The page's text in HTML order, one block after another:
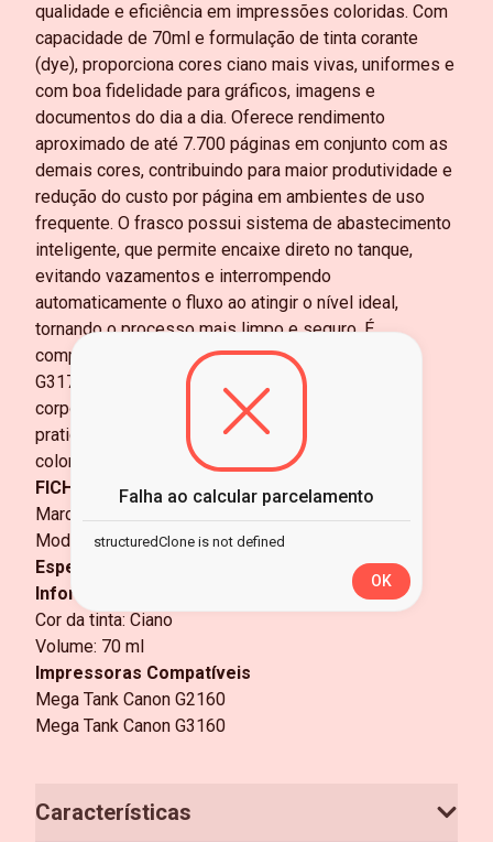
qualidade e eficiência em impressões coloridas. Com
capacidade de 70ml e formulação de tinta corante
(dye), proporciona cores ciano mais vivas, uniformes e
com boa fidelidade para gráficos, imagens e
documentos do dia a dia. Oferece rendimento
aproximado de até 7.700 páginas em conjunto com as
demais cores, contribuindo para maior produtividade e
redução do custo por página em ambientes de uso
frequente. O frasco possui sistema de abastecimento
inteligente, que permite encaixe direto no tanque,
evitando vazamentos e interrompendo
automaticamente o fluxo ao atingir o nível ideal,
tornando o processo mais limpo e seguro. É
compatível com modelos como G2160, G3160 e
G3170, sendo indicado para uso doméstico e
corporativo que exige qualidade consistente,
praticidade e bom desempenho em impressões
coloridas.
FICHA TÉCNICA
Marca: Canon
Modelo: 4534C001AA
Especificações
Informações Técnicas
Cor da tinta: Ciano
Volume: 70 ml
Impressoras Compatíveis
Mega Tank Canon G2160
Mega Tank Canon G3160
Características
Falha ao calcular parcelamento
structuredClone is not defined
OK